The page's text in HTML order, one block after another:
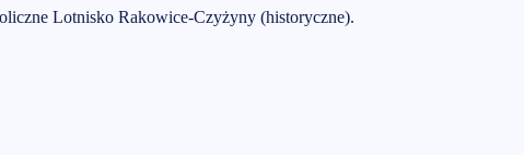
Lotnisko Rakowice-Czyżyny (historyczne).